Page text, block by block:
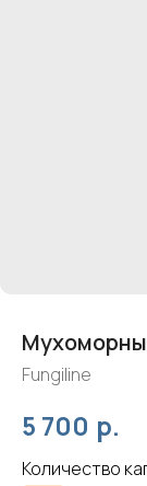
Fungiline
5 700 р.
Количество